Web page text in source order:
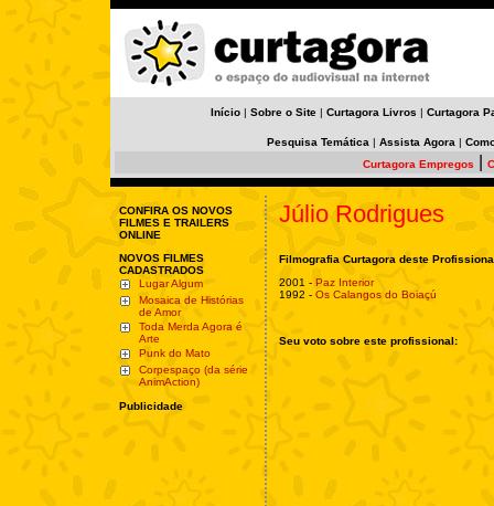
Início | Sobre o Site | Curtagora Livros | Curtagora
Pesquisa Temática | Assista Agora |
Curtagora Empregos
CONFIRA OS NOVOS
FILMES E TRAILERS
ONLINE
NOVOS FILMES
CADASTRADOS
Lugar Algum
Mosaica de Histórias
de Amor
Toda Merda Agora é
Arte
Punk do Mato
Corpespaço (da série
AnimAction)
Publicidade
Júlio Rodrigues
Filmografia Curtagora deste
2001 - Paz Interior
1992 - Os Calangos do Boiaçú
Seu voto sobre este profissional: